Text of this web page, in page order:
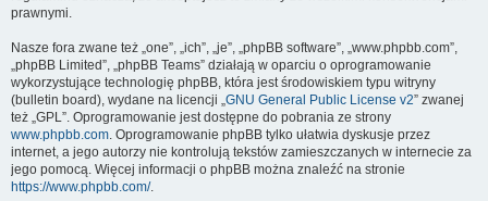
prawnymi.
Nasze fora zwane też „one”, „ich”, „je”, „phpBB software”, „www.phpbb.com”,
„phpBB Limited”, „phpBB Teams” działają w oparciu o oprogramowanie
wykorzystujące technologię phpBB, która jest środowiskiem typu witryny
(bulletin board), wydane na licencji „GNU General Public License v2” zwanej
też „GPL”. Oprogramowanie jest dostępne do pobrania ze strony
www.phpbb.com. Oprogramowanie phpBB tylko ułatwia dyskusje przez
internet, a jego autorzy nie kontrolują tekstów zamieszczanych w internecie za
jego pomocą. Więcej informacji o phpBB można znaleźć na stronie
https://www.phpbb.com/.